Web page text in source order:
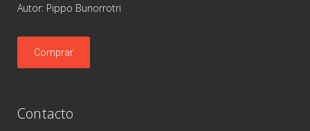
Autor: Pippo Bunorrotri
Comprar
Contacto